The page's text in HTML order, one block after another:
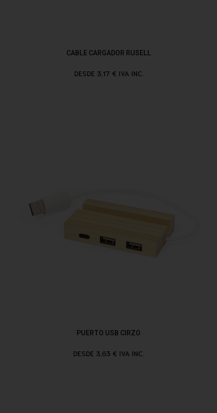
CABLE CARGADOR RUSELL
DESDE 3,17 € IVA INC.
PUERTO USB CIRZO
DESDE 3,63 € IVA INC.